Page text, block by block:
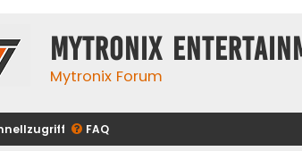
Mytronix
Mytronix Forum
FAQ